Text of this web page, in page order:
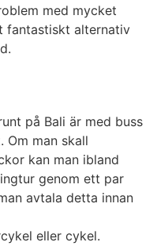
med mycket
fantastiskt alternativ
på Bali är med buss
Om man skall
kan man ibland
genom ett par
avtala detta innan
eller cykel.